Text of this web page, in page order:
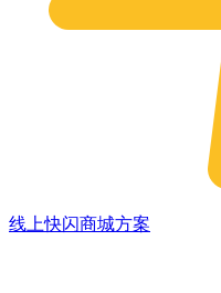
线上快闪商城方案